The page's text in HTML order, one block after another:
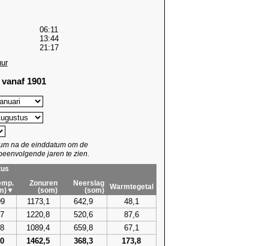
06:11
13:44
21:17
1901
na de einddatum om de
jaren te zien.
Zonuren
(som)
Neerslag
(som)
Warmtegetal
1173,1 642,9 48,1
1220,8 520,6 87,6
1089,4 659,8 67,1
1462,5 368,3 173,8